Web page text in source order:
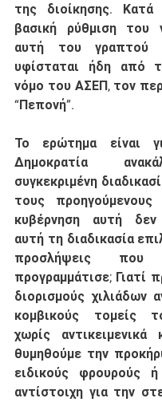
της διοίκησης. Κατά
βασική ρύθμιση του
αυτή του γραπτού
υφίσταται ήδη από
νόμο του ΑΣΕΠ, τον
“Πεπονή”.
Το ερώτημα είναι
Δημοκρατία
συγκεκριμένη
τους
κυβέρνηση αυτή δεν
αυτή τη διαδικασία
προσλήψεις
προγραμμάτισε; Γιατί
διορισμούς χιλιάδων
κομβικούς τομείς
χωρίς αντικειμενικά
θυμηθούμε την
ειδικούς φρουρούς
αντίστοιχη για την